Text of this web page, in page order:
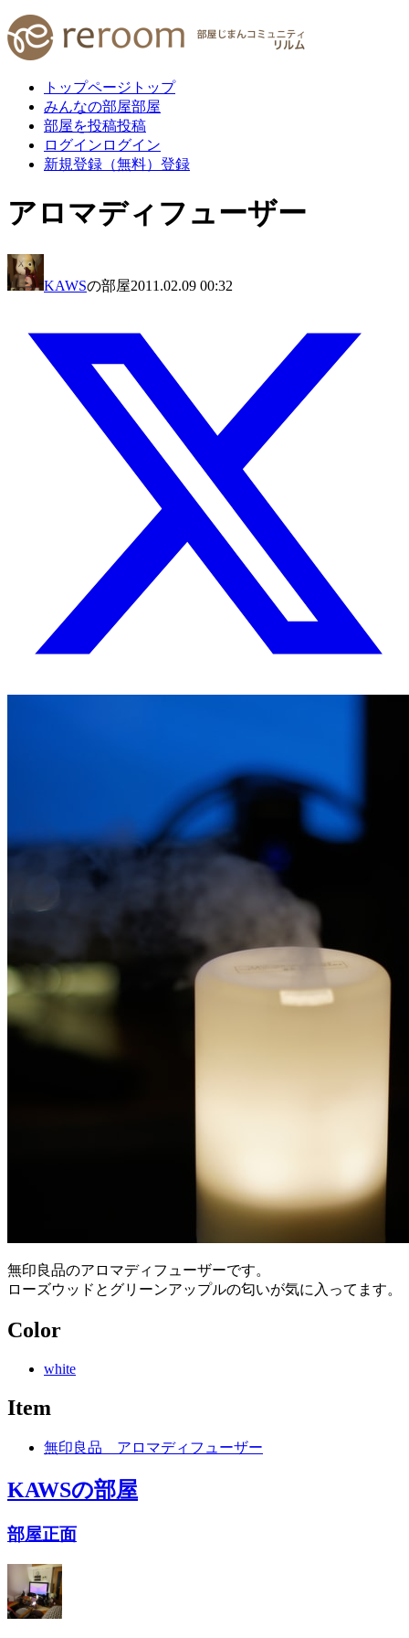
トップページ トップ
みんなの部屋部屋
部屋を投稿投稿
ログイン ログイン
新規登録（無料） 登録
アロマディフューザー
KAWSの部屋2011.02.09 00:32
無印良品のアロマディフューザーです。
ローズウッドとグリーンアップルの匂いが気に入ってます。
Color
white
Item
無印良品 アロマディフューザー
KAWSの部屋
部屋正面